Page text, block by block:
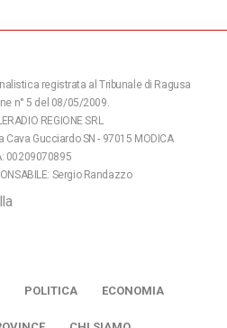
registrata al Tribunale di Ragusa
n° 5 del 08/05/2009.
REGIONE SRL
Cava Gucciardo SN - 97015 MODICA
00209070895
Sergio Randazzo
POLITICA ECONOMIA